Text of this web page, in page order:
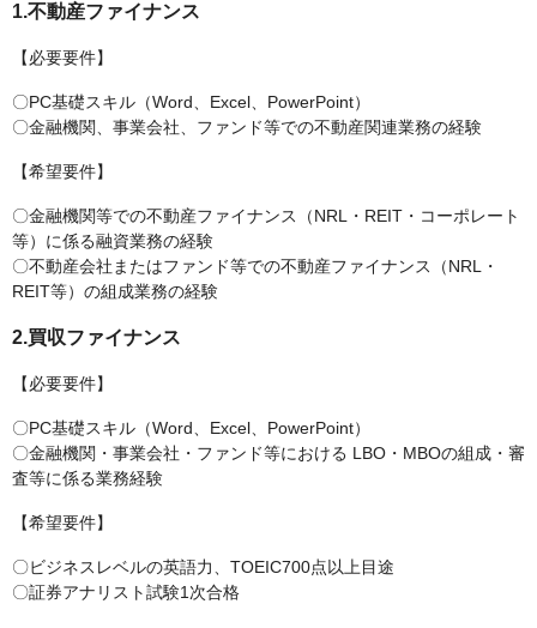
1.不動産ファイナンス
【必要要件】
〇PC基礎スキル（Word、Excel、PowerPoint）
〇金融機関、事業会社、ファンド等での不動産関連業務の経験
【希望要件】
〇金融機関等での不動産ファイナンス（NRL・REIT・コーポレート
等）に係る融資業務の経験
〇不動産会社またはファンド等での不動産ファイナンス（NRL・
REIT等）の組成業務の経験
2.買収ファイナンス
【必要要件】
〇PC基礎スキル（Word、Excel、PowerPoint）
〇金融機関・事業会社・ファンド等における LBO・MBOの組成・審
査等に係る業務経験
【希望要件】
〇ビジネスレベルの英語力、TOEIC700点以上目途
〇証券アナリスト試験1次合格